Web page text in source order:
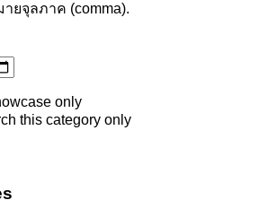
ยจุลภาค (comma).
only
this category only